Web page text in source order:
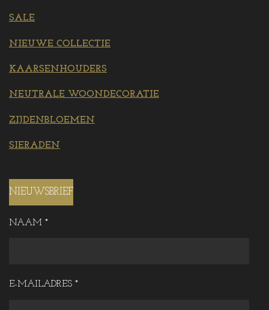
SALE
NIEUWE COLLECTIE
KAARSENHOUDERS
NEUTRALE WOONDECORATIE
ZIJDENBLOEMEN
SIERADEN
NIEUWSBRIEF
NAAM *
E-MAILADRES *